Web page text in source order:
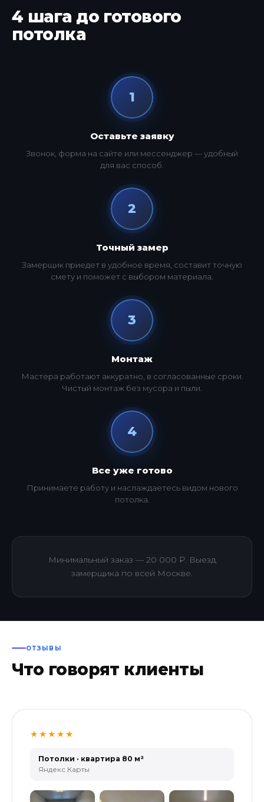
4 шага до готового
потолка
1
Оставьте заявку
Звонок, форма на сайте или мессенджер — удобный
для вас способ.
2
Точный замер
Замерщик приедет в удобное время, составит точную
смету и поможет с выбором материала.
3
Монтаж
Мастера работают аккуратно, в согласованные сроки.
Чистый монтаж без мусора и пыли.
4
Все уже готово
Принимаете работу и наслаждаетесь видом нового
потолка.
Минимальный заказ — 20 000 ₽. Выезд
замерщика по всей Москве.
ОТЗЫВЫ
Что говорят клиенты
★★★★★
Потолки · квартира 80 м²
Яндекс Карты